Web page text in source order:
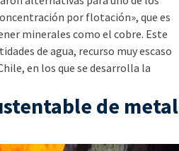
por flotación», que es
minerales como el cobre. Este
de agua, recurso muy escaso
en los que se desarrolla la
de metal